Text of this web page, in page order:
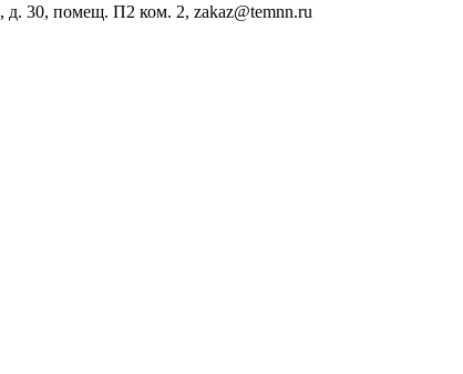
30, помещ. П2 ком. 2, zakaz@temnn.ru